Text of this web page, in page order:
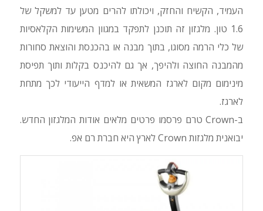
העמיד, הקשיח והחזק, ויכולתו להרים מטען עד למשקל של
1.6 טון. מלגזון זה תוכנן לתפקד במגוון המשימות הקלאסיות
של כלי הרמה מסוגו, בתוך מבנה או בהכנסת והוצאת סחורות
מהמבנה החוצה ולהיפך, אך גם להיכנס בקלות ותוך תפיסת
מינימום מקום לארגז המשאית או למדף הייעודי לכך מתחת
לארגז.
ב-Crown טרם פרסמו פרטים מלאים אודות המלגזון החדש.
יבואנית מלגזות Crown לארץ היא חברת רם אפ.